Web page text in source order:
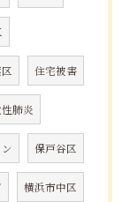
住宅被害
肺炎
保戸谷区
横浜市中区